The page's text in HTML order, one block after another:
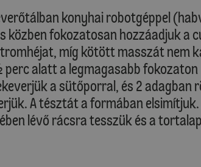
konyhai robotgéppel
közben fokozatosan hozzáadjuk a
míg kötött masszát nem
alatt a legmagasabb fokozaton
a sütőporral, és 2 adagban
A tésztát a formában elsimítjuk.
lévő rácsra tesszük és a